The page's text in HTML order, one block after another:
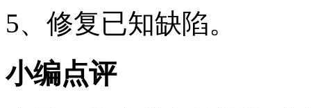
5、修复已知缺陷。
小编点评